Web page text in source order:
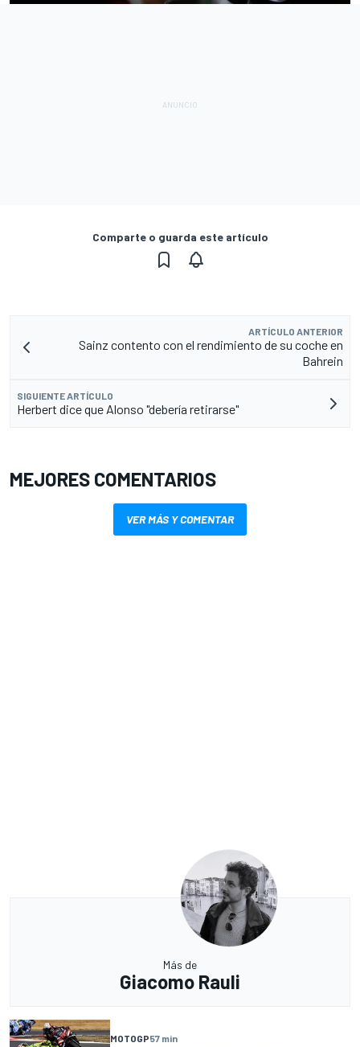
Comparte o guarda este artículo
ARTÍCULO ANTERIOR
Sainz contento con el rendimiento de su coche en
Bahrein
SIGUIENTE ARTÍCULO
Herbert dice que Alonso "debería retirarse"
MEJORES COMENTARIOS
VER MÁS Y COMENTAR
Más de
Giacomo Rauli
MOTOGP57 min